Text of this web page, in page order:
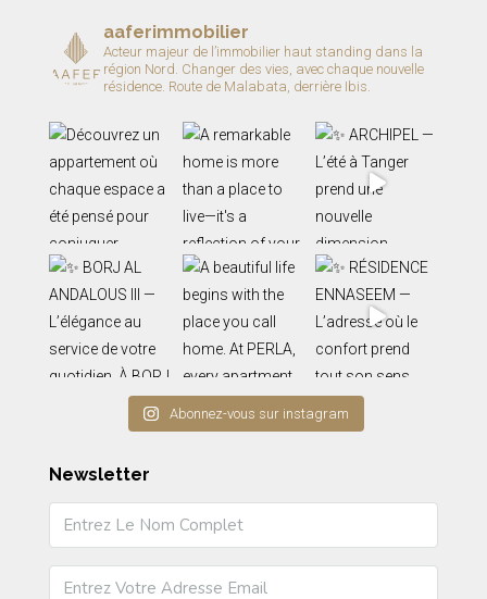
aaferimmobilier
Acteur majeur de l’immobilier haut standing dans la
région Nord. Changer des vies, avec chaque nouvelle
résidence. Route de Malabata, derrière Ibis.
Abonnez-vous sur instagram
Newsletter